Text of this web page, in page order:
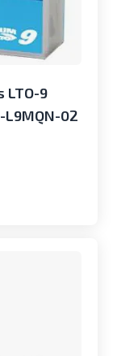
LTO-9
L9MQN-02